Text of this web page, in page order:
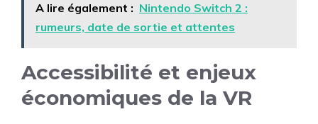
A lire également : Nintendo Switch 2 :
rumeurs, date de sortie et attentes
Accessibilité et enjeux
économiques de la VR